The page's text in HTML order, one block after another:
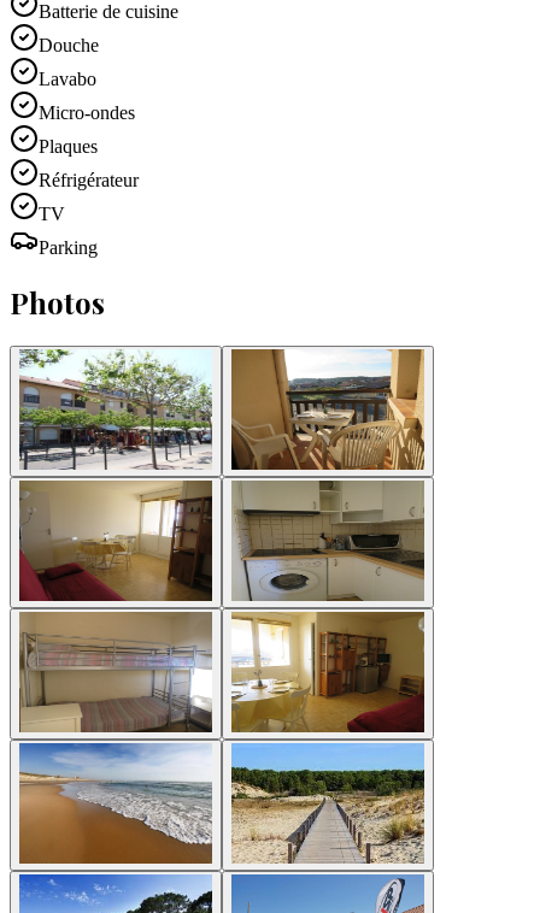
Batterie de cuisine
Douche
Lavabo
Micro-ondes
Plaques
Réfrigérateur
TV
Parking
Photos